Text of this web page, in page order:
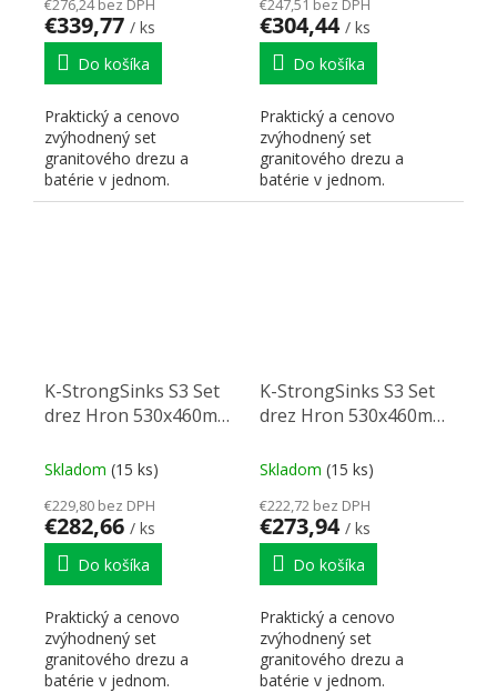
€339,77 / ks
Do košíka
Praktický a cenovo
zvýhodnený set
granitového drezu a
batérie v jednom.
€304,44 / ks
Do košíka
Praktický a cenovo
zvýhodnený set
granitového drezu a
batérie v jednom.
K-StrongSinks S3 Set
drez Hron 530x460mm
Garonne chróm
Skladom (15 ks)
€229,80 bez DPH
€282,66 / ks
Do košíka
Praktický a cenovo
zvýhodnený set
granitového drezu a
batérie v jednom.
K-StrongSinks S3 Set
drez Hron 530x460mm
Rhona chróm
Skladom (15 ks)
€222,72 bez DPH
€273,94 / ks
Do košíka
Praktický a cenovo
zvýhodnený set
granitového drezu a
batérie v jednom.